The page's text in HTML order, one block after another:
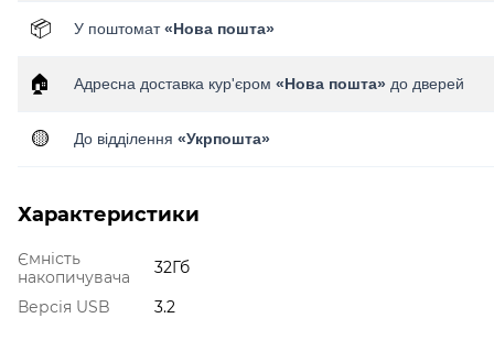
📦 У поштомат«Нова пошта»
🏠 Адресна доставка кур'єром «Нова пошта» до дверей
🟡 До відділення «Укрпошта»
Характеристики
Ємність
накопичувача
32Гб
Версія USB
3.2